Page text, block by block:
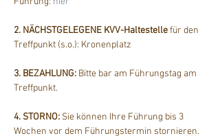
2. NÄCHSTGELEGENE KVV-Haltestelle für den
Treffpunkt (s.o.): Kronenplatz
3. BEZAHLUNG: Bitte bar am Führungstag am
Treffpunkt.
4. STORNO: Sie können Ihre Führung bis 3
Wochen vor dem Führungstermin stornieren.